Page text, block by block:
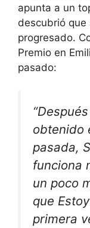
apunta a un
descubrió que
progresado.
Premio en
pasado:
obtenido
pasada,
funciona
un poco
que
primera